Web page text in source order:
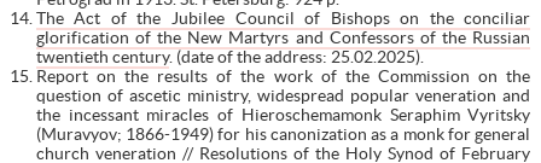
The Act of the Jubilee Council of Bishops on the conciliar
glorification of the New Martyrs and Confessors of the Russian
twentieth century. (date of the address: 25.02.2025).
Report on the results of the work of the Commission on the
question of ascetic ministry, widespread popular veneration and
the incessant miracles of Hieroschemamonk Seraphim Vyritsky
(Muravyov; 1866-1949) for his canonization as a monk for general
church veneration // Resolutions of the Holy Synod of February